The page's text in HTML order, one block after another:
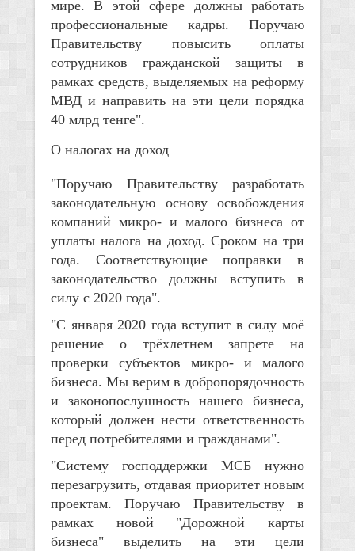
мире. В этой сфере должны работать
профессиональные кадры. Поручаю
Правительству повысить оплаты
сотрудников гражданской защиты в
рамках средств, выделяемых на реформу
МВД и направить на эти цели порядка
40 млрд тенге".
О налогах на доход
"Поручаю Правительству разработать
законодательную основу освобождения
компаний микро- и малого бизнеса от
уплаты налога на доход. Сроком на три
года. Соответствующие поправки в
законодательство должны вступить в
силу с 2020 года".
"С января 2020 года вступит в силу моё
решение о трёхлетнем запрете на
проверки субъектов микро- и малого
бизнеса. Мы верим в добропорядочность
и законопослушность нашего бизнеса,
который должен нести ответственность
перед потребителями и гражданами".
"Систему господдержки МСБ нужно
перезагрузить, отдавая приоритет новым
проектам. Поручаю Правительству в
рамках новой "Дорожной карты
бизнеса" выделить на эти цели